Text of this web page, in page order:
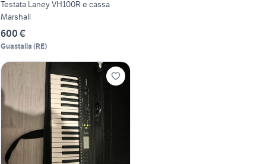
Testata Laney VH100R e cassa
Marshall
600 €
Guastalla (RE)